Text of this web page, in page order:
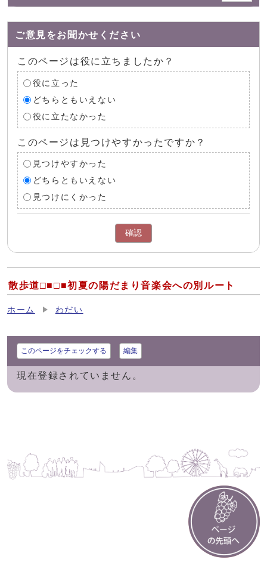
ご意見をお聞かせください
このページは役に立ちましたか？
役に立った
どちらともいえない
役に立たなかった
このページは見つけやすかったですか？
見つけやすかった
どちらともいえない
見つけにくかった
確認
散歩道□■□■初夏の陽だまり音楽会への別ルート
ホーム わだい
このページをチェックする 編集
現在登録されていません。